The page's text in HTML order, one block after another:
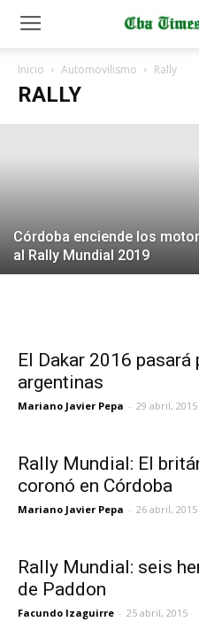
Inicio Automovilismo Rally
RALLY
Superprime urbano
Mariano Javier Pepa
Córdoba enciende los
al Rally Mundial 2019
El Dakar 2016
argentinas
Mariano Javier Pepa - 29 abril, 2015
Rally Mundial: El
coronó en Córdoba
Mariano Javier Pepa - 26 abril, 2015
Rally Mundial: seis
de Paddon
Facundo Izaguirre - 25 abril, 2015